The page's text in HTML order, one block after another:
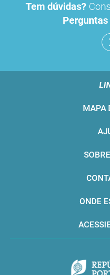
Tem dúvidas?
MAPA
ONDE